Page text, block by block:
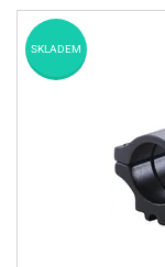
PŘÍSLUŠENSTVÍ
DETEKTORY KOVŮ
SKLADEM